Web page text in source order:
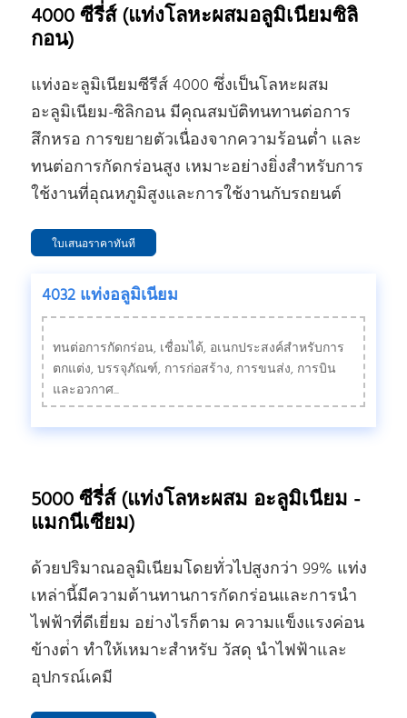
4000 ซีรี่ส์ (แท่งโลหะผสมอลูมิเนียมซิลิ
กอน)
แท่งอะลูมิเนียมซีรีส์ 4000 ซึ่งเป็นโลหะผสม
อะลูมิเนียม-ซิลิกอน มีคุณสมบัติทนทานต่อการ
สึกหรอ การขยายตัวเนื่องจากความร้อนต่ำ และ
ทนต่อการกัดกร่อนสูง เหมาะอย่างยิ่งสำหรับการ
ใช้งานที่อุณหภูมิสูงและการใช้งานกับรถยนต์
ใบเสนอราคาทันที
4032 แท่งอลูมิเนียม
ทนต่อการกัดกร่อน, เชื่อมได้, อเนกประสงค์สําหรับการ
ตกแต่ง, บรรจุภัณฑ์, การก่อสร้าง, การขนส่ง, การบิน
และอวกาศ...
5000 ซีรี่ส์ (แท่งโลหะผสม อะลูมิเนียม -
แมกนีเซียม)
ด้วยปริมาณอลูมิเนียมโดยทั่วไปสูงกว่า 99% แท่ง
เหล่านี้มีความต้านทานการกัดกร่อนและการนํา
ไฟฟ้าที่ดีเยี่ยม อย่างไรก็ตาม ความแข็งแรงค่อน
ข้างต่ํา ทําให้เหมาะสําหรับ วัสดุ นําไฟฟ้าและ
อุปกรณ์เคมี